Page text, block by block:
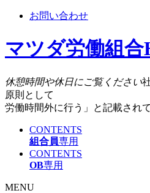
お問い合わせ
マツダ労働組合
休憩時間や休日にご覧ください
原則として
労働時間外に行う」と記載され
CONTENTS
組合員専用
CONTENTS
OB専用
MENU